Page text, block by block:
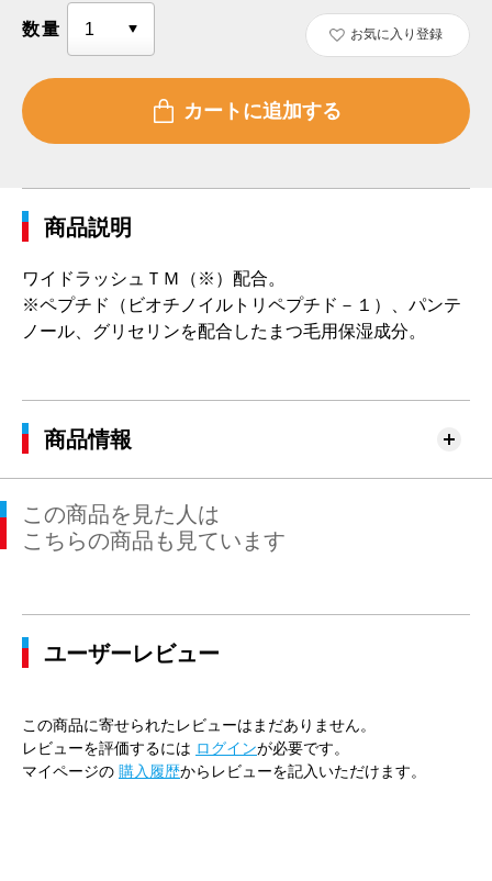
数量 お気に入り登録
商品説明
ワイドラッシュＴＭ（※）配合。
※ペプチド（ビオチノイルトリペプチド－１）、パンテ
ノール、グリセリンを配合したまつ毛用保湿成分。
商品情報
この商品を見た人は
こちらの商品も見ています
ユーザーレビュー
この商品に寄せられたレビューはまだありません。
レビューを評価するには ログインが必要です。
マイページの 購入履歴からレビューを記入いただけます。